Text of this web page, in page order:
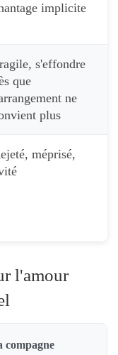
implicite
s'effondre
que
ne
plus
méprisé,
l'amour
compagne